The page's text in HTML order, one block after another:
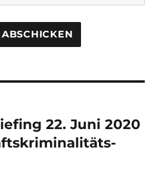
22. Juni 2020